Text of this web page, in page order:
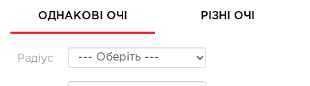
ОДНАКОВІ ОЧІ РІЗНІ ОЧІ
Радіус